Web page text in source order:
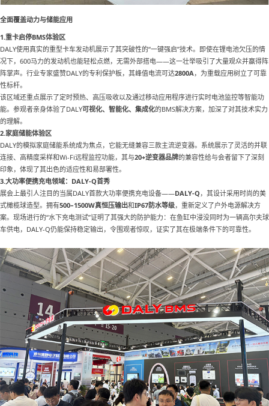
全面覆盖动力与储能应用
1.重卡启停BMS体验区
DALY使用真实的重型卡车发动机展示了其突破性的“一键强启”技术。即使在锂电池欠压的情
况下，600马力的发动机也能轻松点燃，无需外部搭电——这一壮举吸引了大量观众并赢得阵
阵掌声。行业专家盛赞DALY的专利保护板，其峰值电流可达2800A，为重载应用树立了可靠
性标杆。
该区域还重点展示了定时预热、高压吸收以及通过移动应用程序进行实时电池监控等智能功
能。参观者亲身体验了DALY可视化、智能化、集成化的BMS解决方案，加深了对其技术实力
的理解。
2.家庭储能体验区
DALY的模拟家庭储能系统成为焦点，它能无缝兼容三款主流逆变器。系统展示了灵活的并联
连接、高精度采样和Wi-Fi远程监控功能，其与20+逆变器品牌的兼容性给与会者留下了深刻
印象，体现了其出色的适应性和易部署性。
3.大功率便携充电领域： DALY-Q首秀
展会上最引人注目的当属DALY首款大功率便携充电设备——DALY-Q ，其设计采用时尚的美
式橄榄球造型。拥有500–1500W真恒压输出和IP67防水等级，重新定义了户外电源解决方
案。现场进行的“水下充电测试”证明了其强大的防护能力：在鱼缸中浸没同时为一辆高尔夫球
车供电，DALY-Q仍能保持稳定输出，令围观者惊叹，证实了其在极端条件下的可靠性。